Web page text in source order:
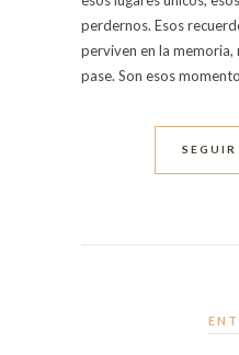
perdernos. Esos
perviven en la
pase. Son esos
SEGUIR